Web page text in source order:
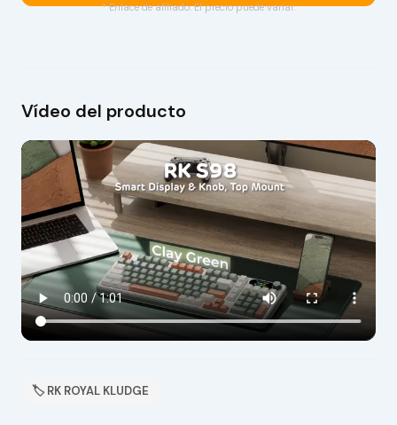
* Enlace de afiliado. El precio puede variar.
Vídeo del producto
🏷 RK ROYAL KLUDGE